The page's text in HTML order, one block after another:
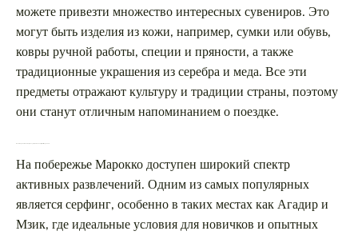
можете привезти множество интересных сувениров. Это
могут быть изделия из кожи, например, сумки или обувь,
ковры ручной работы, специи и пряности, а также
традиционные украшения из серебра и меда. Все эти
предметы отражают культуру и традиции страны, поэтому
они станут отличным напоминанием о поездке.
На побережье Марокко доступен широкий спектр
активных развлечений. Одним из самых популярных
является серфинг, особенно в таких местах как Агадир и
Мзик, где идеальные условия для новичков и опытных